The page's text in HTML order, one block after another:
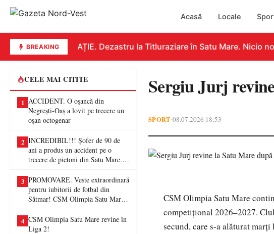
Acasă Locale
BREAKINGEDUCAȚIE. Dezastru la Titluraziare în Satu Mare. Nicio
CELE MAI CITITE
1 ACCIDENT. O oșancă din
Negrești-Oaș a lovit pe trecere un
oșan octogenar
2 INCREDIBIL!!! Șofer de 90 de
ani a produs un accident pe o
trecere de pietoni din Satu Mare. O
3 PROMOVARE. Veste extraordinară
pentru iubitorii de fotbal din
Sătmar! CSM Olimpia Satu Mare
4 CSM Olimpia Satu Mare revine în
Liga 2!
Sergiu Jurj
SPORT•08.07.2026 18:53
CSM Olimpia Satu Mare
competițional 2026–2027.
secund, care s-a alăturat